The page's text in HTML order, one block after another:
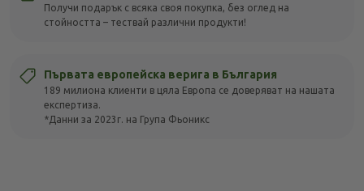
Получи подарък с всяка своя покупка, без оглед на
стойността – тествай различни продукти!
Първата европейска верига в България
189 милиона клиенти в цяла Европа се доверяват на нашата
експертиза.
*Данни за 2023г. на Група Фьоникс